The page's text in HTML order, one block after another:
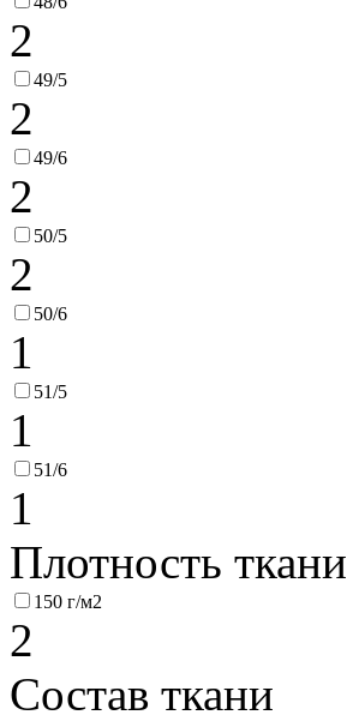
2
49/5
2
49/6
2
50/5
2
50/6
1
51/5
1
51/6
1
Плотность ткани
150 г/м2
2
Состав ткани